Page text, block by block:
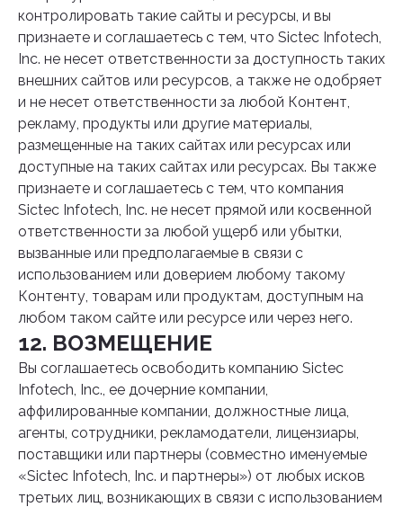
контролировать такие сайты и ресурсы, и вы
признаете и соглашаетесь с тем, что Sictec Infotech,
Inc. не несет ответственности за доступность таких
внешних сайтов или ресурсов, а также не одобряет
и не несет ответственности за любой Контент,
рекламу, продукты или другие материалы,
размещенные на таких сайтах или ресурсах или
доступные на таких сайтах или ресурсах. Вы также
признаете и соглашаетесь с тем, что компания
Sictec Infotech, Inc. не несет прямой или косвенной
ответственности за любой ущерб или убытки,
вызванные или предполагаемые в связи с
использованием или доверием любому такому
Контенту, товарам или продуктам, доступным на
любом таком сайте или ресурсе или через него.
12. ВОЗМЕЩЕНИЕ
Вы соглашаетесь освободить компанию Sictec
Infotech, Inc., ее дочерние компании,
аффилированные компании, должностные лица,
агенты, сотрудники, рекламодатели, лицензиары,
поставщики или партнеры (совместно именуемые
«Sictec Infotech, Inc. и партнеры») от любых исков
третьих лиц, возникающих в связи с использованием